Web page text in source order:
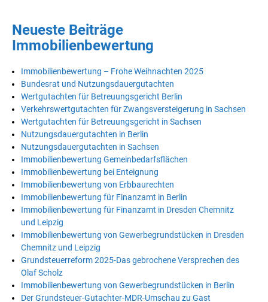
Neueste Beiträge
Immobilienbewertung
Immobilienbewertung – Frohe Weihnachten 2025
Bundesrat und Nutzungsdauergutachten
Wertgutachten für Betreuungsgericht Berlin
Verkehrswertgutachten für Zwangsversteigerung in Sachsen
Wertgutachten für Betreuungsgericht in Sachsen
Nutzungsdauergutachten in Berlin
Nutzungsdauergutachten in Sachsen
Immobilienbewertung Gemeinbedarfsflächen
Immobilienbewertung bei Enteignung
Immobilienbewertung von Erbbaurechten
Immobilienbewertung für Finanzamt in Berlin
Immobilienbewertung für Finanzamt in Dresden Chemnitz
und Leipzig
Immobilienbewertung von Gewerbegrundstücken in Dresden
Chemnitz und Leipzig
Grundsteuerreform 2025-Das gebrochene Versprechen des
Olaf Scholz
Immobilienbewertung von Gewerbegrundstücken in Berlin
Der Grundsteuer-Gutachter-MDR-Umschau zu Gast